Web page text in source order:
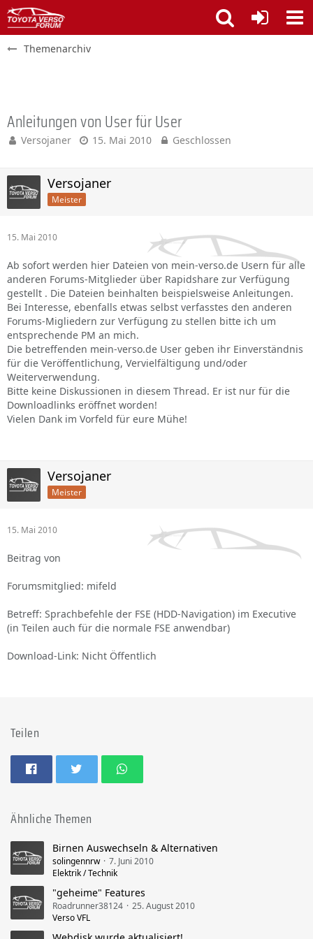
Themenarchiv
Anleitungen von User für User
Versojaner 15. Mai 2010 Geschlossen
Versojaner
Meister
15. Mai 2010
Ab sofort werden hier Dateien von mein-verso.de Usern für alle
anderen Forums-Mitglieder über Rapidshare zur Verfügung
gestellt . Die Dateien beinhalten beispielsweise Anleitungen.
Bei Interesse, ebenfalls etwas selbst verfasstes den anderen
Forums-Migliedern zur Verfügung zu stellen bitte ich um
entsprechende PM an mich.
Die betreffenden mein-verso.de User geben ihr Einverständnis
für die Veröffentlichung, Vervielfältigung und/oder
Weiterverwendung.
Bitte keine Diskussionen in diesem Thread. Er ist nur für die
Downloadlinks eröffnet worden!
Vielen Dank im Vorfeld für eure Mühe!
Versojaner
Meister
15. Mai 2010
Beitrag von
Forumsmitglied: mifeld
Betreff: Sprachbefehle der FSE (HDD-Navigation) im Executive
(in Teilen auch für die normale FSE anwendbar)
Download-Link: Nicht Öffentlich
Teilen
Ähnliche Themen
Birnen Auswechseln & Alternativen
solingennrw
7. Juni 2010
Elektrik / Technik
"geheime" Features
Roadrunner38124
25. August 2010
Verso VFL